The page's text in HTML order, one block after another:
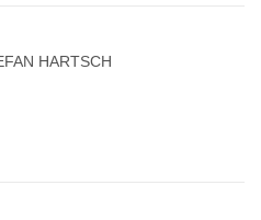
HARTSCH